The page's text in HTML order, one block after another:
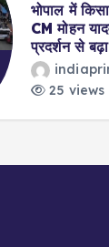
भोपाल में
CM मोहन
प्रदर्शन से
25 views